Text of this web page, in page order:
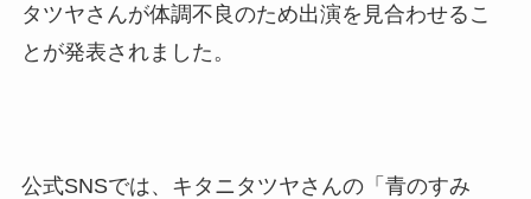
タツヤさんが体調不良のため出演を見合わせるこ
とが発表されました。
公式SNSでは、キタニタツヤさんの「青のすみ